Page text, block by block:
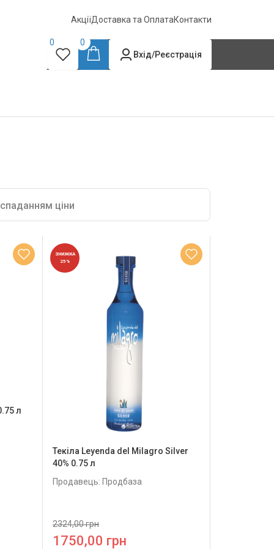
АкціїДоставка та ОплатаКонтакти
0
0
Вхід/Реєстрація
ціни
л
ЗНИЖКА
25%
Текіла Leyenda del Milagro Silver
40% 0.75 л
Продавець: Продбаза
2324,00 грн
1750,00 грн